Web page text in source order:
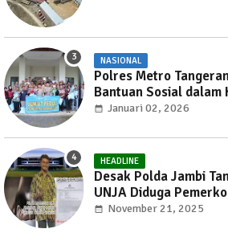
NASIONAL
Polres Metro
Bantuan Sosial dalam
Peduli
Januari 02, 2026
HEADLINE
Desak Polda Jambi
UNJA Diduga
Kembali Gemparkan
November 21, 2025